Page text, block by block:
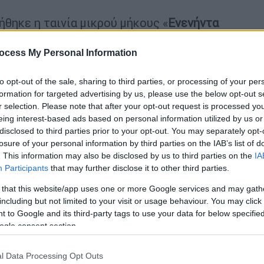
My Personal Information
opt-out of the sale, sharing to third parties, or processing of your
for targeted advertising by us, please use the below opt-out
selection. Please note that after your opt-out request is processed
interest-based ads based on personal information utilized by us
to third parties prior to your opt-out. You may separately
of your personal information by third parties on the IAB’s list of
This information may also be disclosed by us to third parties on the
Participants that may further disclose it to other third parties.
that this website/app uses one or more Google services and may
but not limited to your visit or usage behaviour. You may
to Google and its third-party tags to use your data for below
consent section.
Data Processing Opt Outs
η ταινία μικρού μήκους «Ενενήντα
τον ραδιοφωνικό σταθμό Μελωδία 99,2,
Ελλήνων τραγουδοποιών και
στην ιστορία του ελληνικού τραγουδιού
τους γίνεται ταινία ανιμέισον από
Το Animasyros καλλιεργεί
και διεθνείς καλεσμένοι απ’